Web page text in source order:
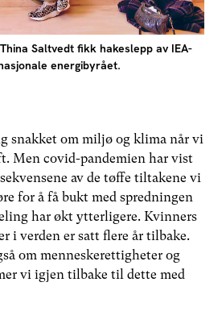
Saltvedt fikk hakeslepp av IEA-
energibyrået.
snakket om miljø og klima når vi
Men covid-pandemien har vist
av de tøffe tiltakene vi
for å få bukt med spredningen
har økt ytterligere. Kvinners
i verden er satt flere år tilbake.
om menneskerettigheter og
vi igjen tilbake til dette med